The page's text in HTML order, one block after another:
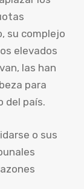
su complejo
elevados
las han
para
del país.
o sus